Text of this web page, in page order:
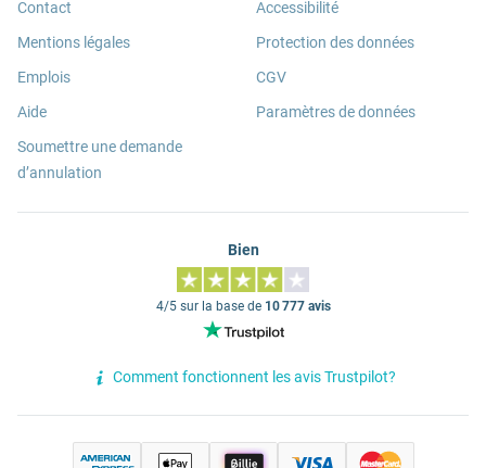
Contact
Mentions légales
Emplois
Aide
Soumettre une demande
d’annulation
Accessibilité
Protection des données
CGV
Paramètres de données
Bien
4/5 sur la base de 10 777 avis
Comment fonctionnent les avis Trustpilot?